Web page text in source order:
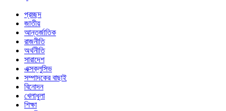
প্রচ্ছদ
জাতীয়
আন্তর্জাতিক
রাজনীতি
অর্থনীতি
সারাদেশ
এক্সক্লুসিভ
সম্পাদকের বাছাই
বিনোদন
খেলাধুলা
শিক্ষা